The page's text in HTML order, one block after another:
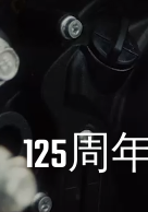
125周